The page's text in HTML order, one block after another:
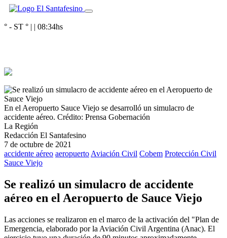
° - ST ° | | 08:34hs
En el Aeropuerto Sauce Viejo se desarrolló un simulacro de
accidente aéreo. Crédito: Prensa Gobernación
La Región
Redacción El Santafesino
7 de octubre de 2021
accidente aéreo aeropuerto Aviación Civil Cobem Protección Civil
Sauce Viejo
Se realizó un simulacro de accidente
aéreo en el Aeropuerto de Sauce Viejo
Las acciones se realizaron en el marco de la activación del "Plan de
Emergencia, elaborado por la Aviación Civil Argentina (Anac). El